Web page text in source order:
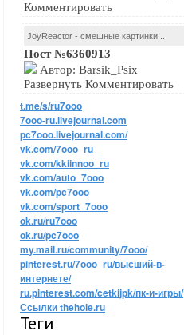
Комментировать
JoyReactor - смешные картинки ...
Пост №6360913
Автор: Barsik_Psix
Развернуть Комментировать
t.me/s/ru7ooo
7ooo-ru.livejournal.com
pc7ooo.livejournal.com/
vk.com/7ooo_ru
vk.com/kkiinnoo_ru
vk.com/auto_7ooo
vk.com/pc7ooo
vk.com/sport_7ooo
ok.ru/ru7ooo
ok.ru/pc7ooo
my.mail.ru/community/7ooo/
pinterest.ru/7ooo_ru/высший-в-
интернете/
ru.pinterest.com/cetkijpk/пк-и-игры/
Ссылки thehole.ru
Теги